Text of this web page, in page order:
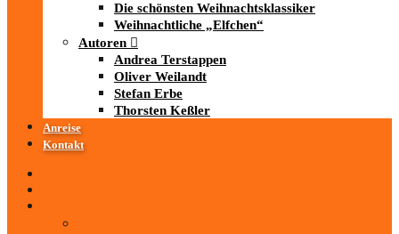
Die schönsten Weihnachtsklassiker
Weihnachtliche „Elfchen“
Autoren
Andrea Terstappen
Oliver Weilandt
Stefan Erbe
Thorsten Keßler
Anreise
Kontakt